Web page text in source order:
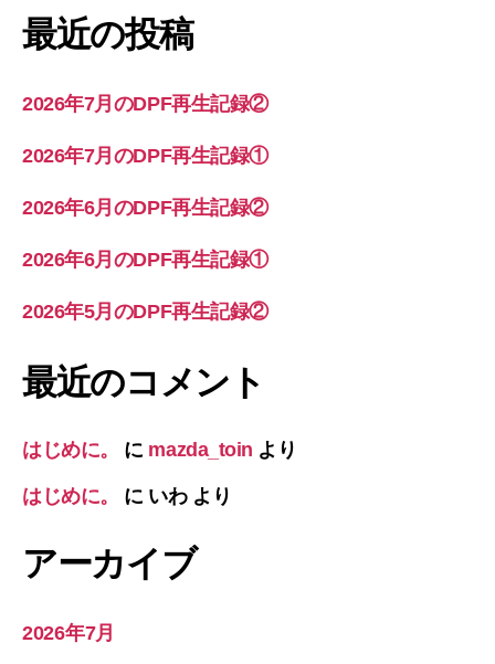
最近の投稿
2026年7月のDPF再生記録②
2026年7月のDPF再生記録①
2026年6月のDPF再生記録②
2026年6月のDPF再生記録①
2026年5月のDPF再生記録②
最近のコメント
はじめに。 に mazda_toin より
はじめに。 に いわより
アーカイブ
2026年7月